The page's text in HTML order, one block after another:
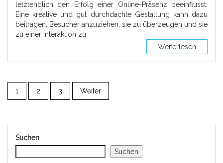
letztendlich den Erfolg einer Online-Präsenz beeinflusst.
Eine kreative und gut durchdachte Gestaltung kann dazu
beitragen, Besucher anzuziehen, sie zu überzeugen und sie
zu einer Interaktion zu
Weiterlesen
1 2 3 Weiter
Suchen
Suchen